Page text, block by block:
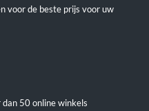
voor de beste prijs voor uw
50 online winkels